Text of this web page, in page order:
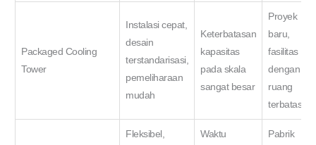
Packaged Cooling
Tower
Instalasi cepat,
desain
terstandarisasi,
pemeliharaan
mudah
Keterbatasan
kapasitas
pada skala
sangat besar
Proyek
baru,
fasilitas
dengan
ruang
terbatas
Fleksibel,
Waktu
Pabrik